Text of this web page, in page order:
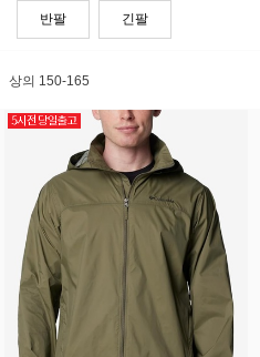
반팔 긴팔
상의 150-165